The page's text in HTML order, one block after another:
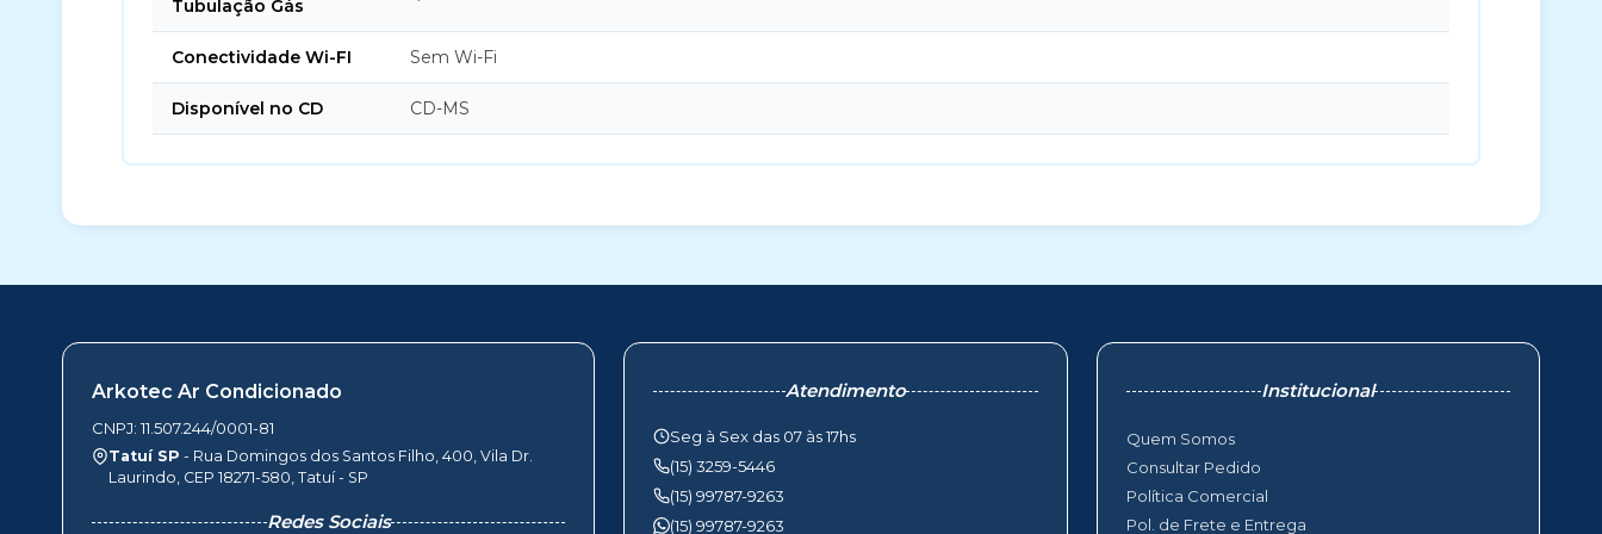
Tubulação Gás
Conectividade Wi-FI Sem Wi-Fi
Disponível no CD CD-MS
Arkotec Ar Condicionado
CNPJ: 11.507.244/0001-81
Tatuí SP - Rua Domingos dos Santos Filho, 400, Vila Dr.
Laurindo, CEP 18271-580, Tatuí - SP
Redes Sociais
Atendimento
Seg à Sex das 07 às 17hs
(15) 3259-5446
(15) 99787-9263
(15) 99787-9263
Institucional
Quem Somos
Consultar Pedido
Política Comercial
Pol. de Frete e Entrega